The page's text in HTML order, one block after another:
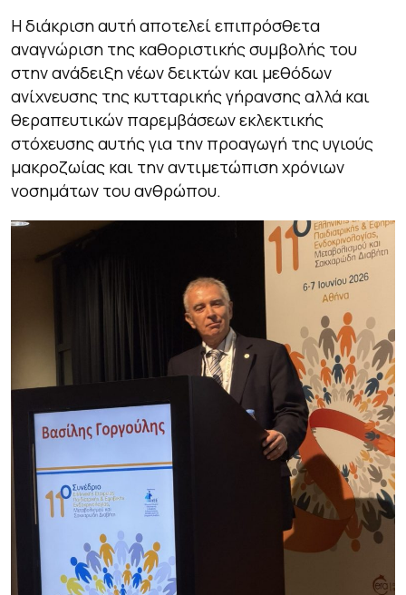
Η διάκριση αυτή αποτελεί επιπρόσθετα
αναγνώριση της καθοριστικής συμβολής του
στην ανάδειξη νέων δεικτών και μεθόδων
ανίχνευσης της κυτταρικής γήρανσης αλλά και
θεραπευτικών παρεμβάσεων εκλεκτικής
στόχευσης αυτής για την προαγωγή της υγιούς
μακροζωίας και την αντιμετώπιση χρόνιων
νοσημάτων του ανθρώπου.